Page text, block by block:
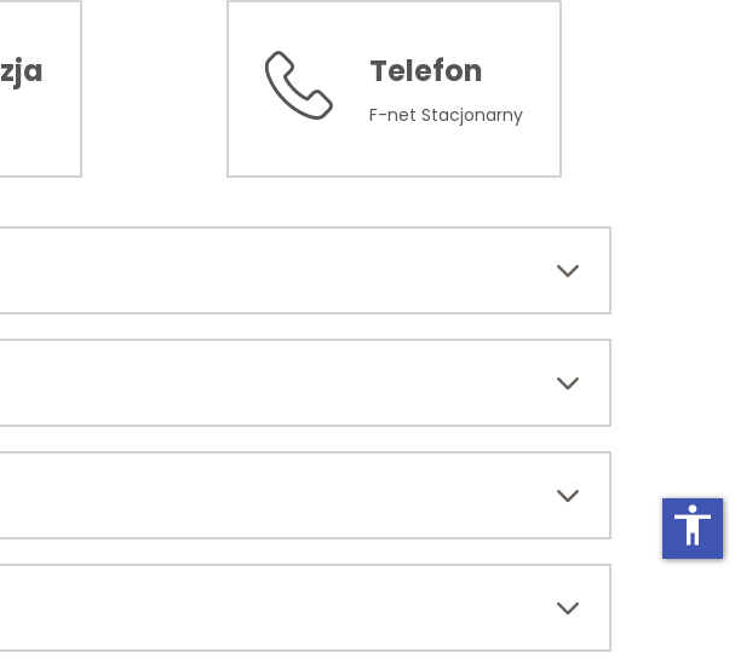
Telefon
F-net Sta­cjo­nar­ny
accessibility